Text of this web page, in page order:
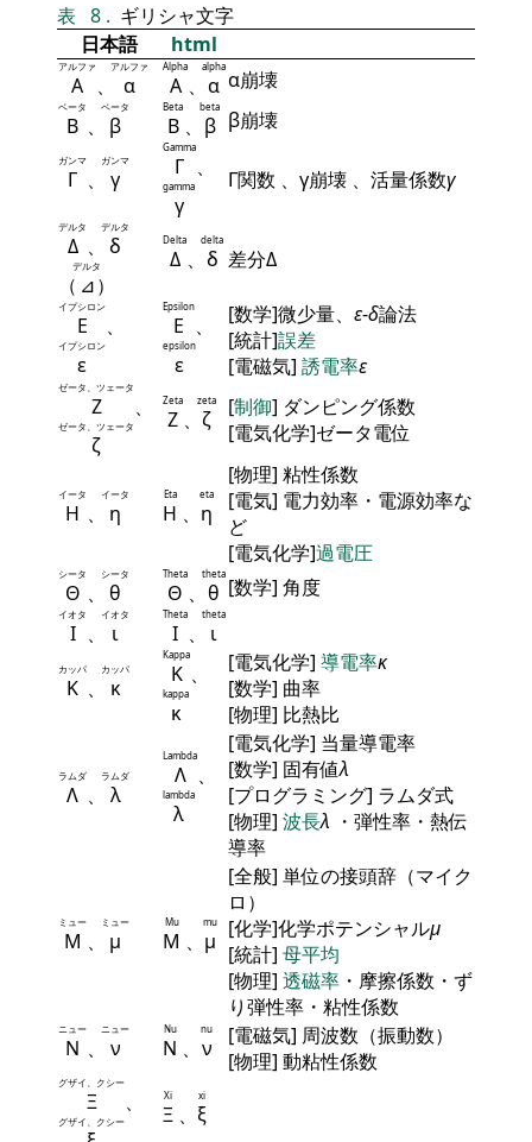
表 8 . ギリシャ文字
日本語
html
Α
アルファ
、 α
アルファ
Α
Alpha
、 α
alpha
α崩壊
Β
ベータ
、 β
ベータ
Β
Beta
、 β
beta
β崩壊
Γ
ガンマ
、 γ
ガンマ Γ
Gamma
、
γ
gamma Γ関数 、γ崩壊 、活量係数γ
Δ
デルタ
、 δ
デルタ
（ ⊿
デルタ
）
Δ
Delta
、 δ
delta
差分Δ
Ε
イプシロン
、
ε
イプシロン
Ε
Epsilon
、
ε
epsilon
[数学]微少量、 ε-δ論法
[統計]誤差
[電磁気] 誘電率ε
Ζ
ゼータ、ツェータ
、
ζ
ゼータ、ツェータ Ζ
Zeta
、 ζ
zeta [制御] ダンピング係数
[電気化学]ゼータ電位
Η
イータ
、 η
イータ
Η
Eta
、 η
eta
[物理] 粘性係数
[電気] 電力効率・電源効率な
ど
[電気化学]過電圧
Θ
シータ
、 θ
シータ
Θ
Theta
、 θ
theta
[数学] 角度
Ι
イオタ
、 ι
イオタ
Ι
Theta
、 ι
theta
Κ
カッパ
、 κ
カッパ Κ
Kappa
、
κ
kappa
[電気化学] 導電率κ
[数学] 曲率
[物理] 比熱比
Λ
ラムダ
、 λ
ラムダ Λ
Lambda
、
λ
lambda
[電気化学] 当量導電率
[数学] 固有値λ
[プログラミング] ラムダ式
[物理] 波長λ ・弾性率・熱伝
導率
Μ
ミュー
、 μ
ミュー
Μ
Mu
、 μ
mu
[全般] 単位の接頭辞（マイク
ロ）
[化学]化学ポテンシャルμ
[統計] 母平均
[物理] 透磁率 ・摩擦係数・ず
り弾性率・粘性係数
Ν
ニュー
、 ν
ニュー
Ν
Nu
、 ν
nu
[電磁気] 周波数（振動数）
[物理] 動粘性係数
Ξ
グザイ、クシー
、
グザイ、クシー Ξ
Xi
、 ξ
xi